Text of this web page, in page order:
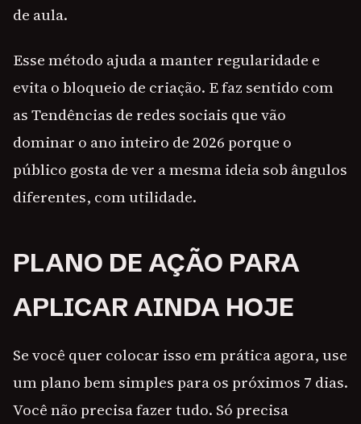
de aula.
Esse método ajuda a manter regularidade e
evita o bloqueio de criação. E faz sentido com
as Tendências de redes sociais que vão
dominar o ano inteiro de 2026 porque o
público gosta de ver a mesma ideia sob ângulos
diferentes, com utilidade.
PLANO DE AÇÃO PARA
APLICAR AINDA HOJE
Se você quer colocar isso em prática agora, use
um plano bem simples para os próximos 7 dias.
Você não precisa fazer tudo. Só precisa